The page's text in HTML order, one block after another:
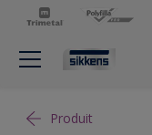
Produit